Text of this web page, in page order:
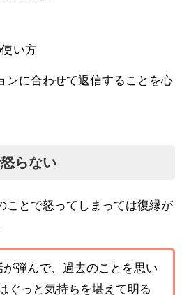
い方
ンに合わせて返信することを心
らない
ことで怒ってしまっては復縁が
弾んで、過去のことを思い
ぐっと気持ちを堪えて明る